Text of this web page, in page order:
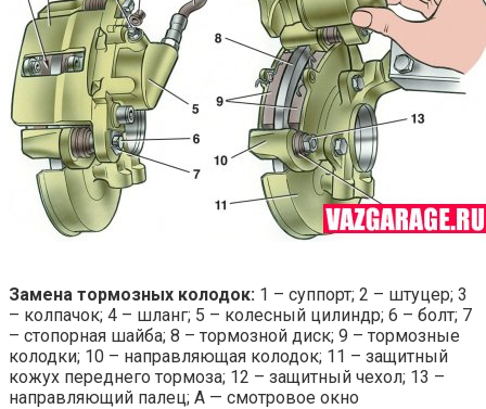
Замена тормозных колодок: 1 – суппорт; 2 – штуцер; 3
– колпачок; 4 – шланг; 5 – колесный цилиндр; 6 – болт; 7
– стопорная шайба; 8 – тормозной диск; 9 – тормозные
колодки; 10 – направляющая колодок; 11 – защитный
кожух переднего тормоза; 12 – защитный чехол; 13 –
направляющий палец; А — смотровое окно